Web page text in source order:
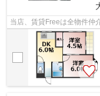
当店、賃貸Freeは全物件仲